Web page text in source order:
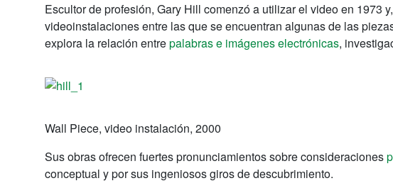
Escultor de profesión, Gary Hill comenzó a utilizar el video en 1973
videoinstalaciones entre las que se encuentran algunas de las
explora la relación entrepalabras e imágenes electrónicas,
Wall Piece, video instalación, 2000
Sus obras ofrecen fuertes pronunciamientos sobre consideraciones
conceptual y por sus ingeniosos giros de descubrimiento.